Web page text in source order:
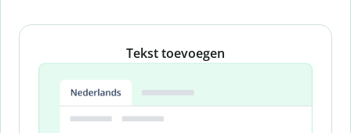
Slide 1 of 3
Tekst toevoegen